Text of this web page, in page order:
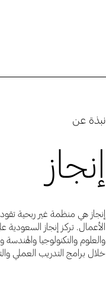
نبذة عن
إنجاز
إنجاز هي منظمة غير ربحية
الأعمال. تركز إنجاز السعودية
والعلوم والتكنولوجيا
خلال برامج التدريب العملي